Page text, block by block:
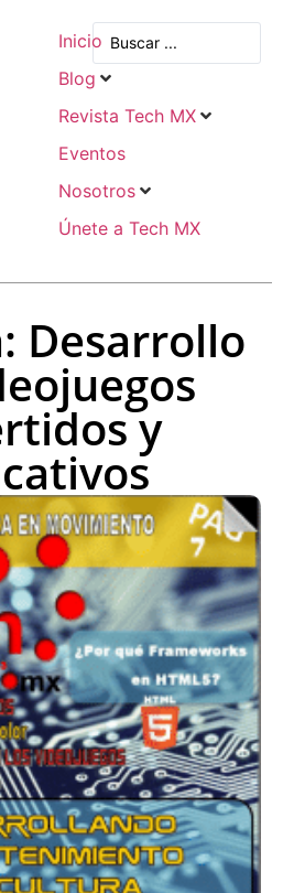
Inicio
Blog
Revista Tech MX
Eventos
Nosotros
Únete a Tech MX
Desarrollo
y